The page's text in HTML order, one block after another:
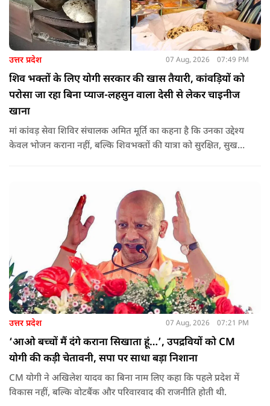
उत्तर प्रदेश 07 Aug, 2026 07:49 PM
शिव भक्तों के लिए योगी सरकार की खास तैयारी, कांवड़ियों को
परोसा जा रहा बिना प्याज-लहसुन वाला देसी से लेकर चाइनीज
खाना
मां कांवड़ सेवा शिविर संचालक अमित मूर्ति का कहना है कि उनका उद्देश्य
केवल भोजन कराना नहीं, बल्कि शिवभक्तों की यात्रा को सुरक्षित, सुखद
उत्तर प्रदेश 07 Aug, 2026 07:21 PM
‘आओ बच्चों मैं दंगे कराना सिखाता हूं…’, उपद्रवियों को CM
योगी की कड़ी चेतावनी, सपा पर साधा बड़ा निशाना
CM योगी ने अखिलेश यादव का बिना नाम लिए कहा कि पहले प्रदेश में
विकास नहीं, बल्कि वोटबैंक और परिवारवाद की राजनीति होती थी.